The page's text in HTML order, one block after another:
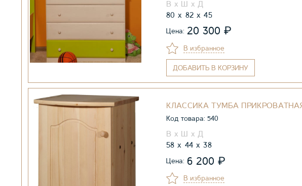
80 82 45
Цена: 20 300 ₽
В избранное
ДОБАВИТЬ В КОРЗИНУ
КЛАССИКА ТУМБА
Код товара: 540
58 44 38
Цена: 6 200 ₽
В избранное